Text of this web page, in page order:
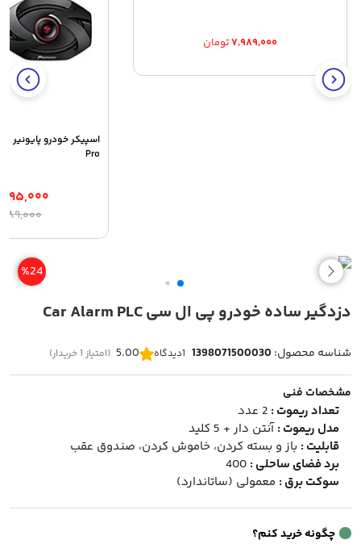
۷,۹۸۹,۰۰۰تومان
Pro
%24
دزدگیر ساده خودرو پی ال سی Car Alarm PLC
شناسه محصول: 1398071500030
1دیدگاه 5.00 (امتیاز 1 خریدار)
مشخصات فنی
تعداد ریموت : 2 عدد
مدل ریموت : آنتن دار + 5 کلید
قابلیت : باز و بسته کردن، خاموش کردن، صندوق عقب
برد فضای ساحلی : 400
سوکت برق : معمولی (ساتاندارد)
چگونه خرید کنم؟